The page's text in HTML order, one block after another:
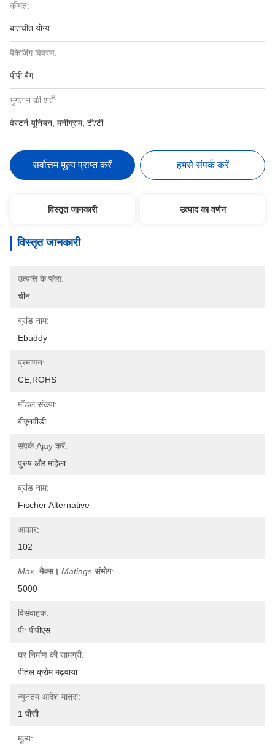
कीमत:
बातचीत योग्य
पैकेजिंग विवरण:
पीपी बैग
भुगतान की शर्तें:
वेस्टर्न यूनियन, मनीग्राम, टी/टी
सर्वोत्तम मूल्य प्राप्त करें हमसे संपर्क करें
विस्तृत जानकारी उत्पाद का वर्णन
विस्तृत जानकारी
उत्पत्ति के प्लेस:
चीन
ब्रांड नाम:
Ebuddy
प्रमाणन:
CE,ROHS
मॉडल संख्या:
बीएनवीडी
संपर्क Ajay करें:
पुरुष और महिला
ब्रांड नाम:
Fischer Alternative
आकार:
102
Max. मैक्स। Matings संभोग:
5000
विसंवाहक:
पी: पीपीएस
घर निर्माण की सामग्री:
पीतल क्रोम मढ़वाया
न्यूनतम आदेश मात्रा:
1 पीसी
मूल्य: